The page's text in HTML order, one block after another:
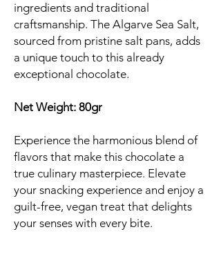
ingredients and traditional
craftsmanship. The Algarve Sea Salt,
sourced from pristine salt pans, adds
a unique touch to this already
exceptional chocolate.
Net Weight: 80gr
Experience the harmonious blend of
flavors that make this chocolate a
true culinary masterpiece. Elevate
your snacking experience and enjoy a
guilt-free, vegan treat that delights
your senses with every bite.